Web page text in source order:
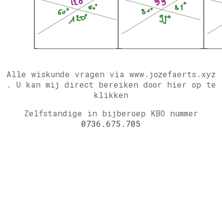
Alle wiskunde vragen via www.jozefaerts.xyz
. U kan mij direct bereiken door hier op te
klikken
Zelfstandige in bijberoep KBO nummer
0736.675.705